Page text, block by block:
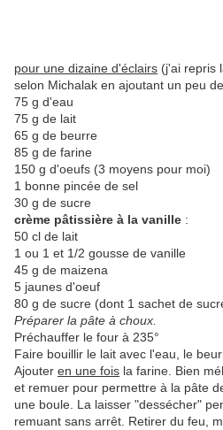
pour une dizaine d'éclairs (j'ai repris
selon Michalak en ajoutant un peu
75 g d'eau
75 g de lait
65 g de beurre
85 g de farine
150 g d'oeufs (3 moyens pour moi)
1 bonne pincée de sel
30 g de sucre
crème pâtissière à la vanille :
50 cl de lait
1 ou 1 et 1/2 gousse de vanille
45 g de maizena
5 jaunes d'oeuf
80 g de sucre (dont 1 sachet de
Préparer la pâte à choux.
Préchauffer le four à 235°
Faire bouillir le lait avec l'eau, le
Ajouter en une fois la farine. Bien
et remuer pour permettre à la pâte
une boule. La laisser "dessécher"
remuant sans arrêt. Retirer du feu,